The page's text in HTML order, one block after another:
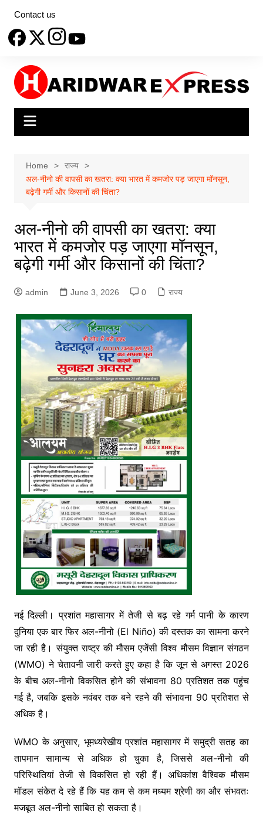
content
Contact us
Home
राज्य
अल-नीनो की वापसी का खतरा: क्या भारत में कमजोर पड़ जाएगा मॉनसून,
बढ़ेगी गर्मी और किसानों की चिंता?
अल-नीनो की वापसी का खतरा: क्या
भारत में कमजोर पड़ जाएगा मॉनसून,
बढ़ेगी गर्मी और किसानों की चिंता?
admin June 3, 2026 0 राज्य
नई दिल्ली। प्रशांत महासागर में तेजी से बढ़ रहे गर्म पानी के कारण
दुनिया एक बार फिर अल-नीनो (El Niño) की दस्तक का सामना करने
जा रही है। संयुक्त राष्ट्र की मौसम एजेंसी विश्व मौसम विज्ञान संगठन
(WMO) ने चेतावनी जारी करते हुए कहा है कि जून से अगस्त 2026
के बीच अल-नीनो विकसित होने की संभावना 80 प्रतिशत तक पहुंच
गई है, जबकि इसके नवंबर तक बने रहने की संभावना 90 प्रतिशत से
अधिक है।
WMO के अनुसार, भूमध्यरेखीय प्रशांत महासागर में समुद्री सतह का
तापमान सामान्य से अधिक हो चुका है, जिससे अल-नीनो की
परिस्थितियां तेजी से विकसित हो रही हैं। अधिकांश वैश्विक मौसम
मॉडल संकेत दे रहे हैं कि यह कम से कम मध्यम श्रेणी का और संभवतः
मजबूत अल-नीनो साबित हो सकता है।